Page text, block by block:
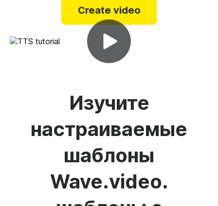
Create video
Изучите
настраиваемые
шаблоны
Wave.video.